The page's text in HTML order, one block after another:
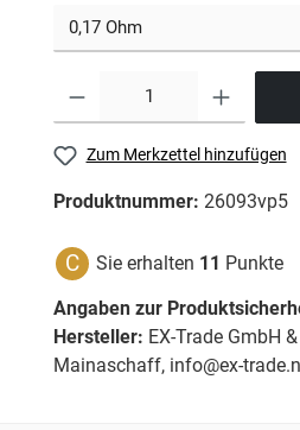
Zum Merkzettel hinzufügen
Produktnummer: 26093vp5
C Sie erhalten 11 Punkte
Angaben zur
Hersteller: EX-Trade GmbH
Mainaschaff, info@ex-